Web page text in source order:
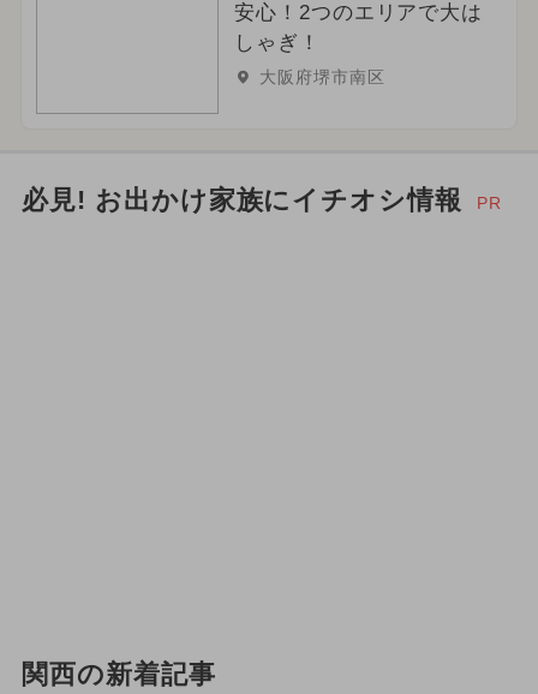
安心！2つのエリアで大は
しゃぎ！
大阪府堺市南区
必見! お出かけ家族にイチオシ情報 PR
関西の新着記事